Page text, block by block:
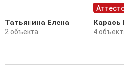
Татьянина Елена
2 объекта
Карась
4